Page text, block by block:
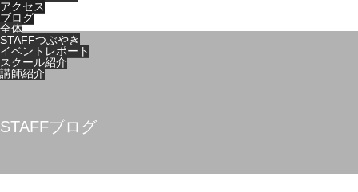
アクセス
ブログ
全体
STAFFつぶやき
イベントレポート
スクール紹介
講師紹介
STAFFブログ